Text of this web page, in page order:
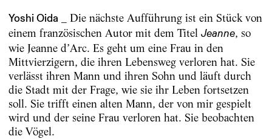
Yoshi Oida _ Die nächste Aufführung ist ein Stück von
einem französischen Autor mit dem Titel Jeanne, so
wie Jeanne d’Arc. Es geht um eine Frau in den
Mittvierzigern, die ihren Lebensweg verloren hat. Sie
verlässt ihren Mann und ihren Sohn und läuft durch
die Stadt mit der Frage, wie sie ihr Leben fortsetzen
soll. Sie trifft einen alten Mann, der von mir gespielt
wird und der seine Frau verloren hat. Sie beobachten
die Vögel.